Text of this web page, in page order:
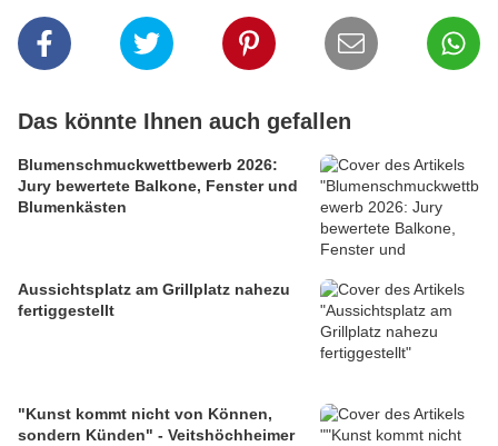
Das könnte Ihnen auch gefallen
Blumenschmuckwettbewerb 2026:
Jury bewertete Balkone, Fenster und
Blumenkästen
Aussichtsplatz am Grillplatz nahezu
fertiggestellt
"Kunst kommt nicht von Können,
sondern Künden" - Veitshöchheimer